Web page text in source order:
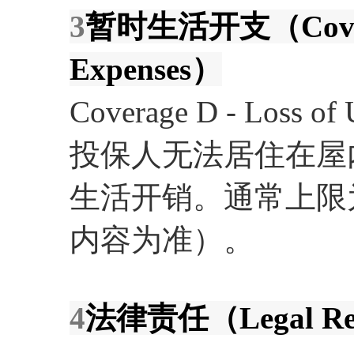
3暂时生活开支（
Expenses）
Coverage D - Loss
投保人无法居住在
生活开销。通常上
内容为准）。
4法律责任（Legal